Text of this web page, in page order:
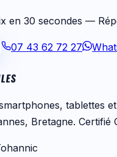
en 30 secondes —
07 43 62 72 27
tablettes
Bretagne. Certifié